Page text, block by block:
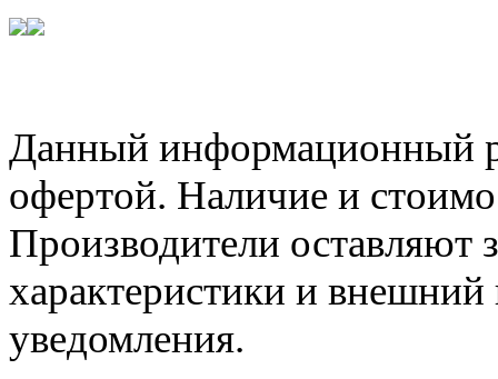
Данный информационный
офертой. Наличие и
Производители оставляют
характеристики и внешний
уведомления.